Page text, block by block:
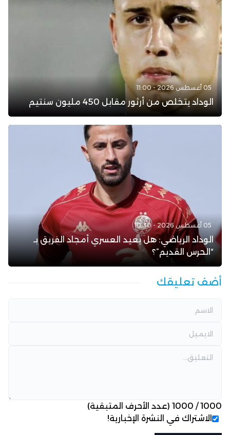
05 أغسطس 2026 - 11:00
الوداد يتخلص من أرثور مقابل 450 مليون سنتيم
05 أغسطس 2026 - 10:30
الوداد الرياضي: هل يعيد العسري أمجاد الفريق بـ
“الحرس القديم”؟
أضف تعليقك
1000
/
1000 (عدد الأحرف المتبقية)
الاشتراك في النشرة الإخبارية!